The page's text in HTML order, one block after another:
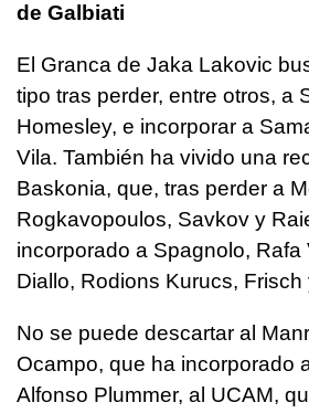
de Galbiati
El Granca de Jaka Lakovic
tipo tras perder, entre otros, a
Homesley, e incorporar a
Vila. También ha vivido una
Baskonia, que, tras perder a
Rogkavopoulos, Savkov y
incorporado a Spagnolo, Rafa
Diallo, Rodions Kurucs, Frisch
No se puede descartar al
Ocampo, que ha incorporado
Alfonso Plummer, al UCAM,